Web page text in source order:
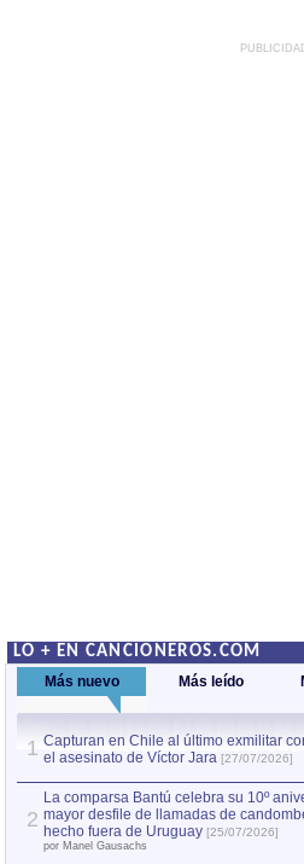
LO + EN CANCIONEROS.COM
Más nuevo Más leído
1 Capturan en Chile al último exmilitar
el asesinato de Víctor Jara [27/07/2026]
2
La comparsa Bantú celebra su 10º
mayor desfile de llamadas de
hecho fuera de Uruguay [25/07/2026]
por Manel Gausachs